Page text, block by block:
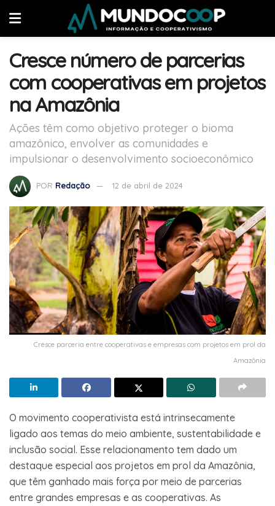
Cresce número de parcerias
com cooperativas em projetos
na Amazônia
Ações têm como objetivo proteger o bioma
amazônico, envolver as comunidades e
impulsionar o desenvolvimento socioeconômico
POR Redação 12 de abril de 2024
Cresce parceria entre cooperativas e empresas com projetos em prol da
Amazônia
O movimento cooperativista está intrinsecamente
ligado aos temas do meio ambiente, sustentabilidade e
inclusão social. Esse relacionamento tem dado um
destaque especial aos projetos em prol da Amazônia,
que têm ganhado mais força por meio de parcerias
entre grandes empresas e as cooperativas. As